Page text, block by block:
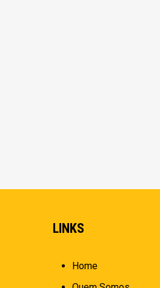
LINKS
Home